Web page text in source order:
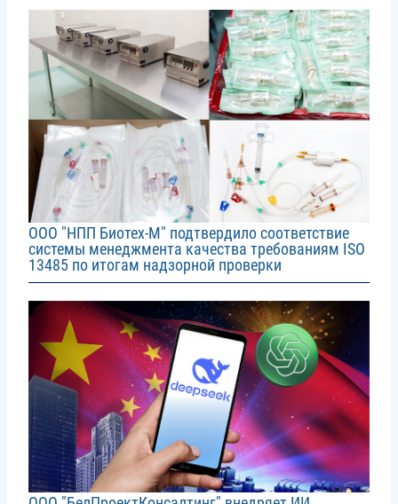
Image
ООО "НПП Биотех-М" подтвердило соответствие
системы менеджмента качества требованиям ISO
13485 по итогам надзорной проверки
Image